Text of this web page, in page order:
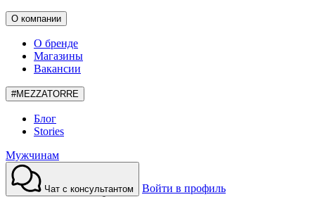
О компании
О бренде
Магазины
Вакансии
#MEZZATORRE
Блог
Stories
Мужчинам
Чат с консультантом
Войти в профиль